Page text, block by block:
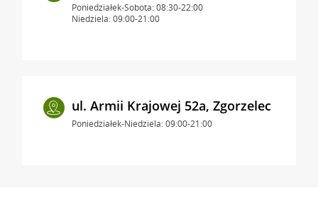
Poniedziałek-Sobota: 08:30-22:00
Niedziela: 09:00-21:00
ul. Armii Krajowej 52a, Zgorzelec
Poniedziałek-Niedziela: 09:00-21:00